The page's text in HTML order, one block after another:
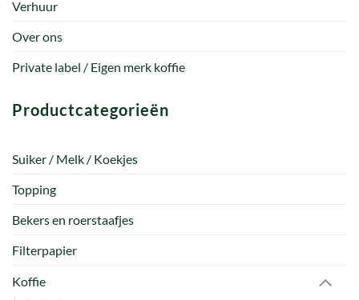
Verhuur
Over ons
Private label / Eigen merk koffie
Productcategorieën
Suiker / Melk / Koekjes
Topping
Bekers en roerstaafjes
Filterpapier
Koffie